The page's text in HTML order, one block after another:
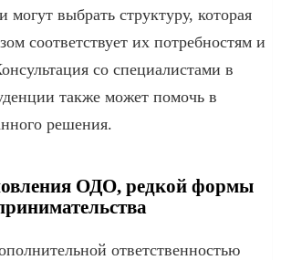
могут выбрать структуру, которая
соответствует их потребностям и
со специалистами в
также может помочь в
решения.
ОДО, редкой формы
ответственностью